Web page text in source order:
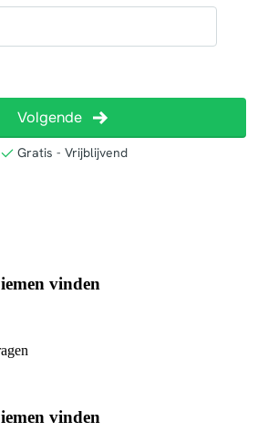
vinden
vinden